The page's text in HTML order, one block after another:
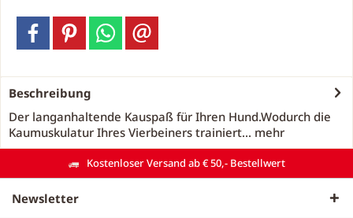
Beschreibung
Der langanhaltende Kauspaß für Ihren Hund.Wodurch die
Kaumuskulatur Ihres Vierbeiners trainiert... mehr
Kostenloser Versand ab € 50,- Bestellwert
Newsletter